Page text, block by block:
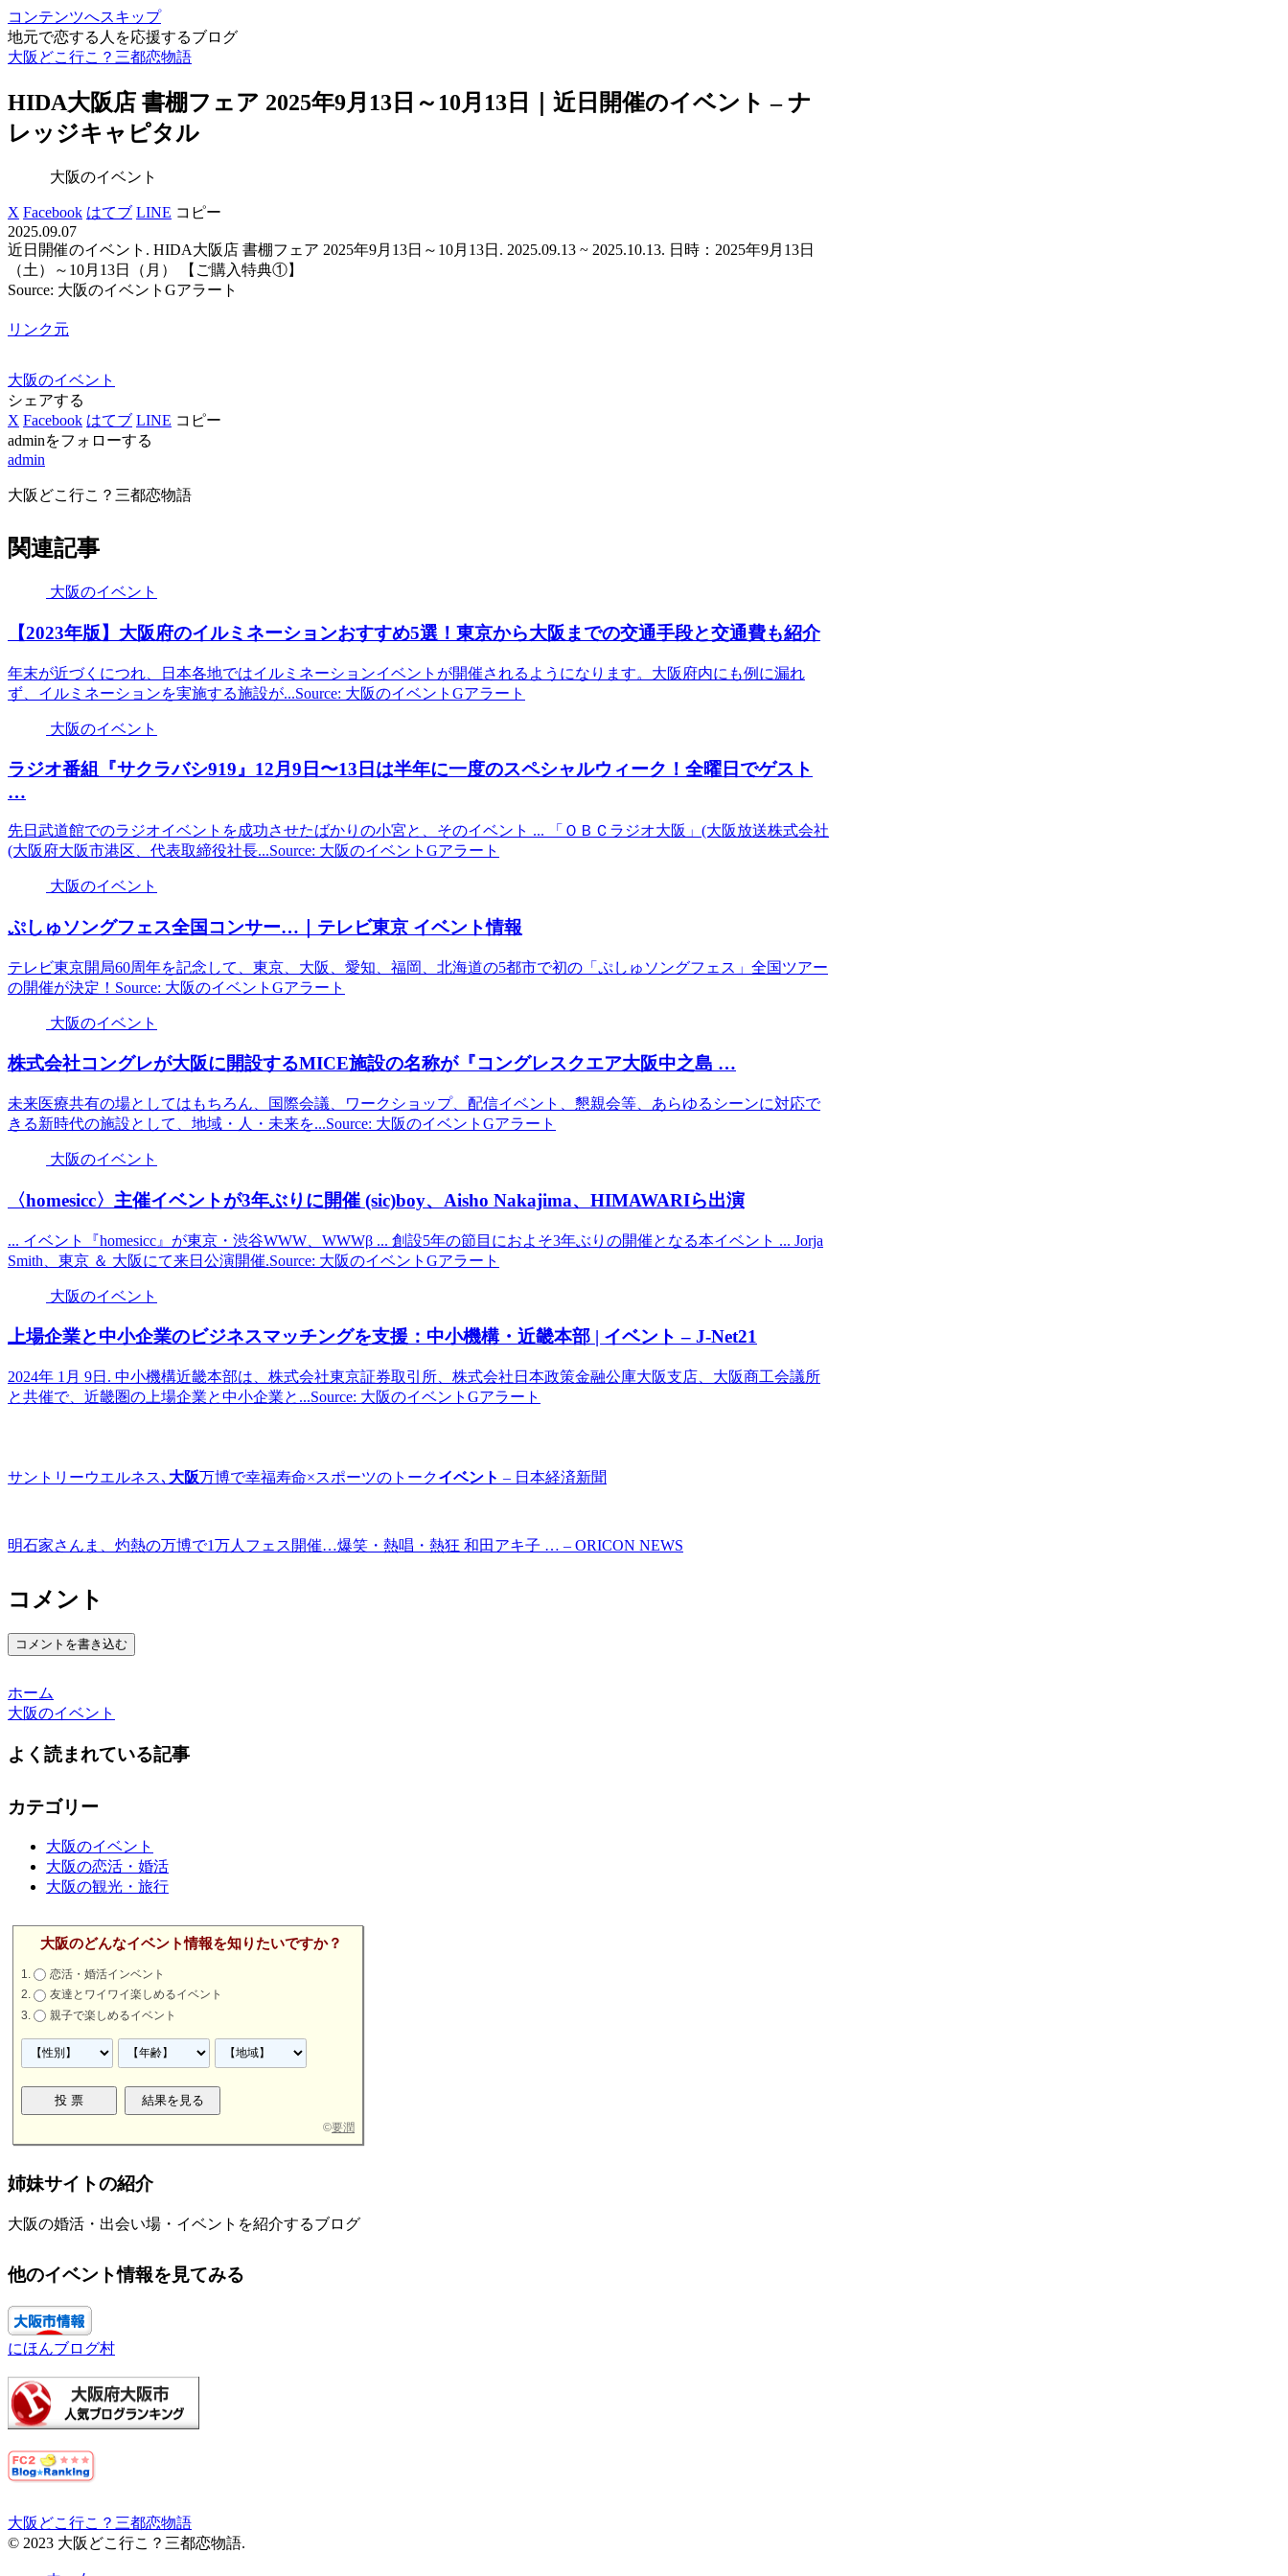
コンテンツへスキップ
地元で恋する人を応援するブログ
大阪どこ行こ？三都恋物語
HIDA大阪店 書棚フェア 2025年9月13日～10月13日｜近日開催のイベント – ナ
レッジキャピタル
大阪のイベント
X Facebook はてブ LINE コピー
2025.09.07
近日開催のイベント. HIDA大阪店 書棚フェア 2025年9月13日～10月13日. 2025.09.13 ~ 2025.10.13. 日時：2025年9月13日
（土）～10月13日（月） 【ご購入特典①】
Source: 大阪のイベントGアラート
リンク元
大阪のイベント
シェアする
X Facebook はてブ LINE コピー
adminをフォローする
admin
大阪どこ行こ？三都恋物語
関連記事
大阪のイベント
【2023年版】 大阪府のイルミネーションおすすめ5選！東京から大阪 までの交通手段と交通費も紹介
年末が近づくにつれ、日本各地ではイルミネーションイベントが開催されるようになります。大阪府内にも例に漏れ
ず、イルミネーションを実施する施設が...Source: 大阪のイベントGアラート
大阪のイベント
ラジオ番組『サクラバシ919』12月9日〜13日は半年に一度のスペシャルウィーク！全曜日でゲスト
…
先日武道館でのラジオイベントを成功させたばかりの小宮と、そのイベント ... 「ＯＢＣラジオ大阪」(大阪放送株式会社
(大阪府大阪市港区、代表取締役社長...Source: 大阪のイベントGアラート
大阪のイベント
ぷしゅソングフェス全国コンサー…｜テレビ東京 イベント情報
テレビ東京開局60周年を記念して、東京、大阪、愛知、福岡、北海道の5都市で初の「ぷしゅソングフェス」全国ツアー
の開催が決定！Source: 大阪のイベントGアラート
大阪のイベント
株式会社コングレが大阪に開設するMICE施設の名称が『コングレスクエア大阪中之島 …
未来医療共有の場としてはもちろん、国際会議、ワークショップ、配信イベント、懇親会等、あらゆるシーンに対応で
きる新時代の施設として、地域・人・未来を...Source: 大阪のイベントGアラート
大阪のイベント
〈homesicc〉主催イベントが3年ぶりに開催 (sic)boy、Aisho Nakajima、HIMAWARIら出演
... イベント『homesicc』が東京・渋谷WWW、WWWβ ... 創設5年の節目におよそ3年ぶりの開催となる本イベント ... Jorja
Smith、東京 ＆ 大阪にて来日公演開催.Source: 大阪のイベントGアラート
大阪のイベント
上場企業と中小企業のビジネスマッチングを支援：中小機構・近畿本部 | イベント – J-Net21
2024年 1月 9日. 中小機構近畿本部は、株式会社東京証券取引所、株式会社日本政策金融公庫大阪支店、大阪商工会議所
と共催で、近畿圏の上場企業と中小企業と...Source: 大阪のイベントGアラート
サントリーウエルネス､ 大阪万博で幸福寿命×スポーツのトークイベント – 日本経済新聞
明石家さんま、灼熱の万博で1万人フェス開催…爆笑・熱唱・熱狂 和田アキ子 … – ORICON NEWS
コメント
コメントを書き込む
ホーム
大阪のイベント
よく読まれている記事
カテゴリー
大阪のイベント
大阪の恋活・婚活
大阪の観光・旅行
大阪のどんなイベント情報を知りたいですか？
恋活・婚活インベント
友達とワイワイ楽しめるイベント
親子で楽しめるイベント
©要潤
姉妹サイトの紹介
大阪の婚活・出会い場・イベントを紹介するブログ
他のイベント情報を見てみる
にほんブログ村
大阪どこ行こ？三都恋物語
© 2023 大阪どこ行こ？三都恋物語.